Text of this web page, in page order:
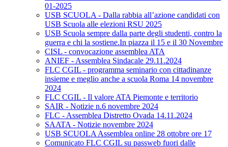
01-2025
USB SCUOLA - Dalla rabbia all’azione candidati con
USB Scuola alle elezioni RSU 2025
USB Scuola sempre dalla parte degli studenti, contro la
guerra e chi la sostiene.In piazza il 15 e il 30 Novembre
CISL - convocazione assemblea ATA
ANIEF - Assemblea Sindacale 29.11.2024
FLC CGIL - programma seminario con cittadinanze
insieme e meglio anche a scuola Roma 14 novembre
2024
FLC CGIL - Il valore ATA Piemonte e territorio
SAIR - Notizie n.6 novembre 2024
FLC - Assemblea Distretto Ovada 14.11.2024
SAATA - Notizie novembre 2024
USB SCUOLA Assemblea online 28 ottobre ore 17
Comunicato FLC CGIL su passweb fuori dalle